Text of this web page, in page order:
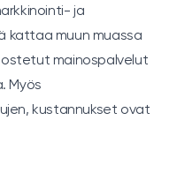
ja
kattaa muun muassa
mainospalvelut
Myös
kustannukset ovat